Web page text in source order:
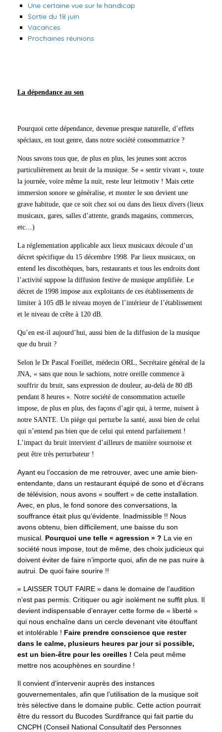
Une certaine vue sur le handicap
Sortie du 18 juin
Vacances
Prochaines réunions
La dépendance au son
Pourquoi cette dépendance, devenue presque naturelle, d’effets
spéciaux, en tout genre, dans notre société consommatrice ?
Nous savons tous que, de plus en plus, les jeunes sont accros
particulièrement au bruit de la musique. Se « sentir vivant », toute
la journée, voire même la nuit, reste leur leitmotiv ! Mais cette
immersion sonore se généralise, et monter le son devient une
grave habitude, que ce soit chez soi ou dans des lieux divers (lieux
musicaux, gares, salles d’attente, grands magasins, commerces,
etc…)
La réglementation applicable aux lieux musicaux découle d’un
décret spécifique du 15 décembre 1998. Par lieux musicaux, on
entend les discothèques, bars, restaurants et tous les endroits dont
l’activité suppose la diffusion festive de musique amplifiée. Le
décret de 1998 impose aux exploitants de ces établissements de
limiter à 105 dB le niveau moyen de l’intérieur de l’établissement
et le niveau de crête à 120 dB.
Qu’en est-il aujourd’hui, aussi bien de la diffusion de la musique
que du bruit ?
Selon le Dr Pascal Foeillet, médecin ORL, Secrétaire général de la
JNA, « sans que nous le sachions, notre oreille commence à
souffrir du bruit, sans expression de douleur, au-delà de 80 dB
pendant 8 heures ». Notre société de consommation actuelle
impose, de plus en plus, des façons d’agir qui, à terme, nuisent à
notre SANTE. Un piège qui perturbe la santé, aussi bien de celui
qui n’entend pas bien que de celui qui entend parfaitement !
L’impact du bruit intervient d’ailleurs de manière sournoise et
peut être très perturbateur !
Ayant eu l’occasion de me retrouver, avec une amie bien-
entendante, dans un restaurant équipé de sono et d’écrans
de télévision, nous avons « souffert » de cette installation.
Avec, en plus, le fond sonore des conversations, la
souffrance était plus qu’évidente. Inadmissible !! Nous
avons obtenu, bien difficilement, une baisse du son
musical. Pourquoi une telle « agression » ? La vie en
société nous impose, tout de même, des choix judicieux qui
doivent éviter de faire n’importe quoi, afin de ne pas nuire à
autrui. De quoi faire sourire !!
« LAISSER TOUT FAIRE » dans le domaine de l’audition
n’est pas permis. Critiquer ou agir isolément ne suffit plus. Il
devient indispensable d’enrayer cette forme de « liberté »
qui nous enchaîne dans un cercle devenant vite étouffant
et intolérable ! Faire prendre conscience que rester
dans le calme, plusieurs heures par jour si possible,
est un bien-être pour les oreilles ! Cela peut même
mettre nos acouphènes en sourdine !
Il convient d’intervenir auprès des instances
gouvernementales, afin que l’utilisation de la musique soit
très sélective dans le domaine public. Cette action pourrait
être du ressort du Bucodes Surdifrance qui fait partie du
CNCPH (Conseil National Consultatif des Personnes